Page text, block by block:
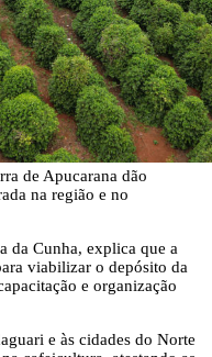
de Apucarana dão
na região e no
da Cunha, explica que a
viabilizar o depósito da
e organização
e às cidades do Norte